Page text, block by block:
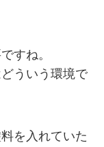
すね。
ういう環境で
を入れていた